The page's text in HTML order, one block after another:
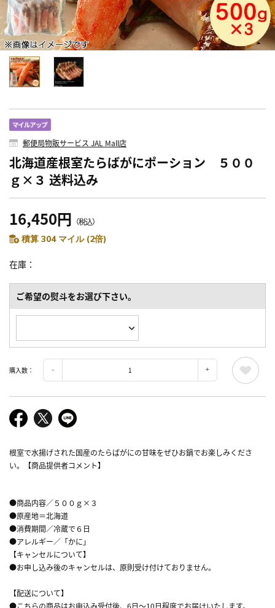
郵便局物販サービス JAL Mall店
北海道産根室たらばがにポーション ５００
ｇ×３ 送料込み
16,450円 （税込）
積算 304 マイル (2倍)
在庫
ご希望の熨斗をお選び下さい。
購入数：
根室で水揚げされた国産のたらばがにの甘味をぜひお鍋でお楽しみくださ
い。【商品提供者コメント】
●商品内容／５００ｇ×３
●原産地＝北海道
●消費期間／冷蔵で６日
●アレルギー／「かに」
【キャンセルについて】
●お申し込み後のキャンセルは、原則受け付けておりません。
【配送について】
●こちらの商品はお申込み受付後、6日～10日程度でお届けいたします。